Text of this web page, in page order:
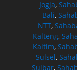
Jogja,
Bali,
NTT,
Kalteng,
Kaltim,
Sulsel,
Sulbar,